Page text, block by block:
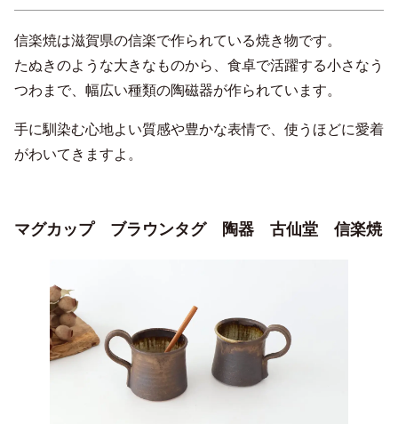
信楽焼は滋賀県の信楽で作られている焼き物です。
たぬきのような大きなものから、食卓で活躍する小さなう
つわまで、幅広い種類の陶磁器が作られています。
手に馴染む心地よい質感や豊かな表情で、使うほどに愛着
がわいてきますよ。
マグカップ ブラウンタグ 陶器 古仙堂 信楽焼